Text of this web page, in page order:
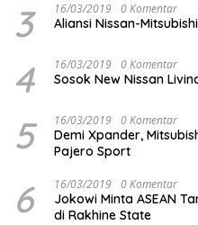
3 16/03/2019 0 Komentar
Aliansi Nissan-
4 16/03/2019 0 Komentar
Sosok New Nissan
5 16/03/2019 0 Komentar
Demi Xpander,
Pajero Sport
6 16/03/2019 0 Komentar
Jokowi Minta ASEAN
di Rakhine State